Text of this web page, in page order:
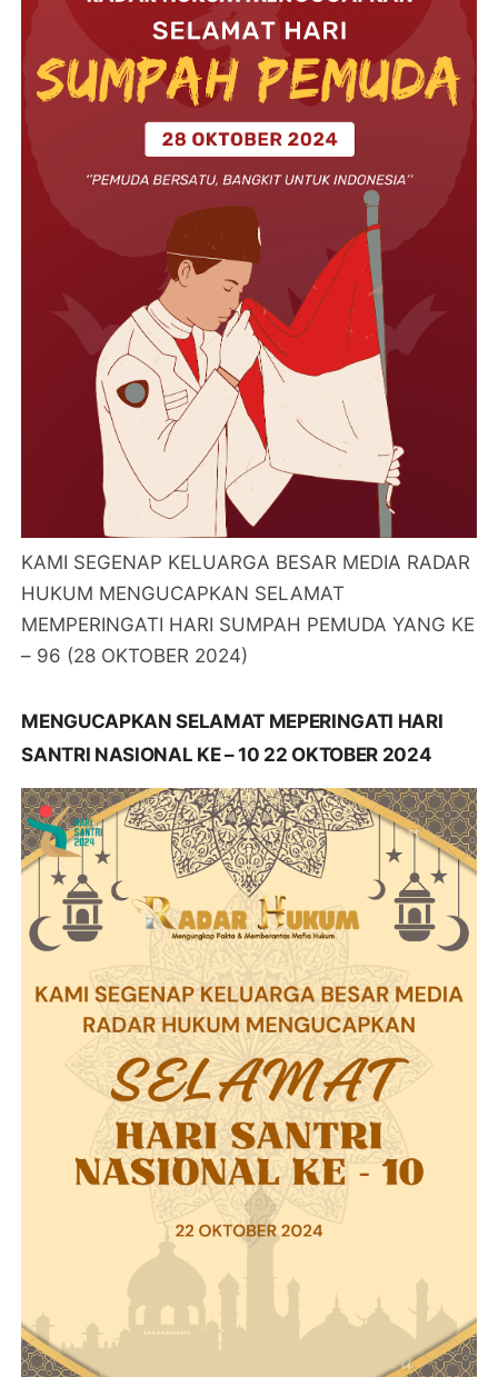
KAMI SEGENAP KELUARGA BESAR MEDIA RADAR
HUKUM MENGUCAPKAN SELAMAT
MEMPERINGATI HARI SUMPAH PEMUDA YANG KE
– 96 (28 OKTOBER 2024)
MENGUCAPKAN SELAMAT MEPERINGATI HARI
SANTRI NASIONAL KE – 10 22 OKTOBER 2024